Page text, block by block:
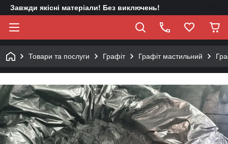
Завжди якісні матеріали! Без виключень!
Товари та послуги Графіт Графіт мастильний